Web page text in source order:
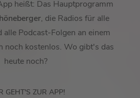
heißt: Das Hauptprogramm
, die Radios für alle
alle Podcast-Folgen an einem
noch kostenlos. Wo gibt's das
heute noch?
GEHT'S ZUR APP!